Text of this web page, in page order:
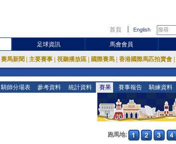
首頁 English
足球資訊 馬會會員
賽馬新聞 主要賽事 視聽播放區 國際賽馬 香港國際馬匹拍賣會
騎師分場表 參考資料 統計資料 賽果 賽事報告 騎練資料
跑馬地: